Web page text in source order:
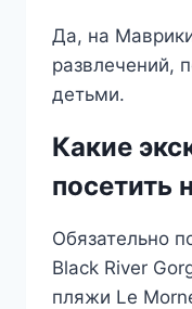
Да, на
развлечений,
детьми.
Какие
посетить
Обязательно
Black River
пляжи Le